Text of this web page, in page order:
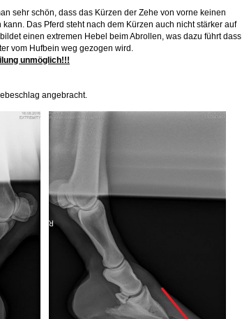
sehr schön, dass das Kürzen der Zehe von vorne keinen
Das Pferd steht nach dem Kürzen auch nicht stärker auf
einen extremen Hebel beim Abrollen, was dazu führt dass
vom Hufbein weg gezogen wird.
unmöglich!!!
angebracht.